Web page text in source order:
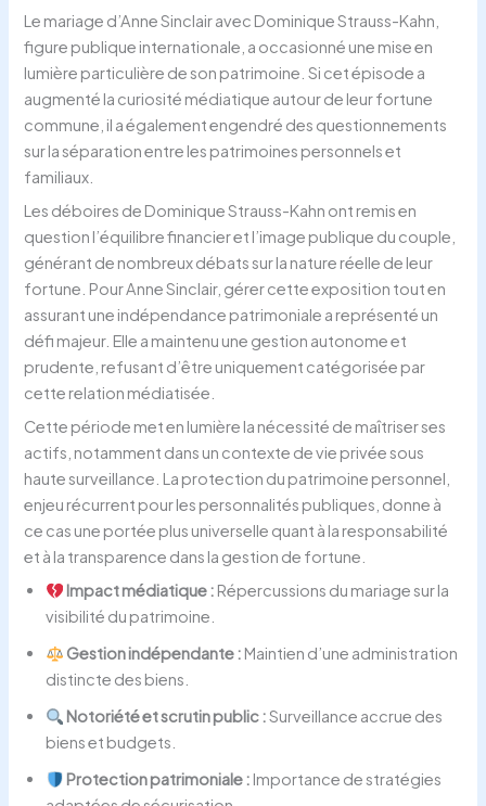
Le mariage d’Anne Sinclair avec Dominique Strauss-Kahn,
figure publique internationale, a occasionné une mise en
lumière particulière de son patrimoine. Si cet épisode a
augmenté la curiosité médiatique autour de leur fortune
commune, il a également engendré des questionnements
sur la séparation entre les patrimoines personnels et
familiaux.
Les déboires de Dominique Strauss-Kahn ont remis en
question l’équilibre financier et l’image publique du couple,
générant de nombreux débats sur la nature réelle de leur
fortune. Pour Anne Sinclair, gérer cette exposition tout en
assurant une indépendance patrimoniale a représenté un
défi majeur. Elle a maintenu une gestion autonome et
prudente, refusant d’être uniquement catégorisée par
cette relation médiatisée.
Cette période met en lumière la nécessité de maîtriser ses
actifs, notamment dans un contexte de vie privée sous
haute surveillance. La protection du patrimoine personnel,
enjeu récurrent pour les personnalités publiques, donne à
ce cas une portée plus universelle quant à la responsabilité
et à la transparence dans la gestion de fortune.
Impact médiatique : Répercussions du mariage sur la
visibilité du patrimoine.
Gestion indépendante : Maintien d’une administration
distincte des biens.
Notoriété et scrutin public :Surveillance accrue des
biens et budgets.
Protection patrimoniale : Importance de stratégies